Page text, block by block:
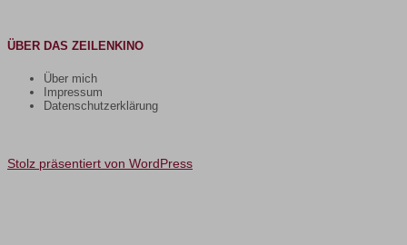
ÜBER DAS ZEILENKINO
Über mich
Impressum
Datenschutzerklärung
Stolz präsentiert von WordPress